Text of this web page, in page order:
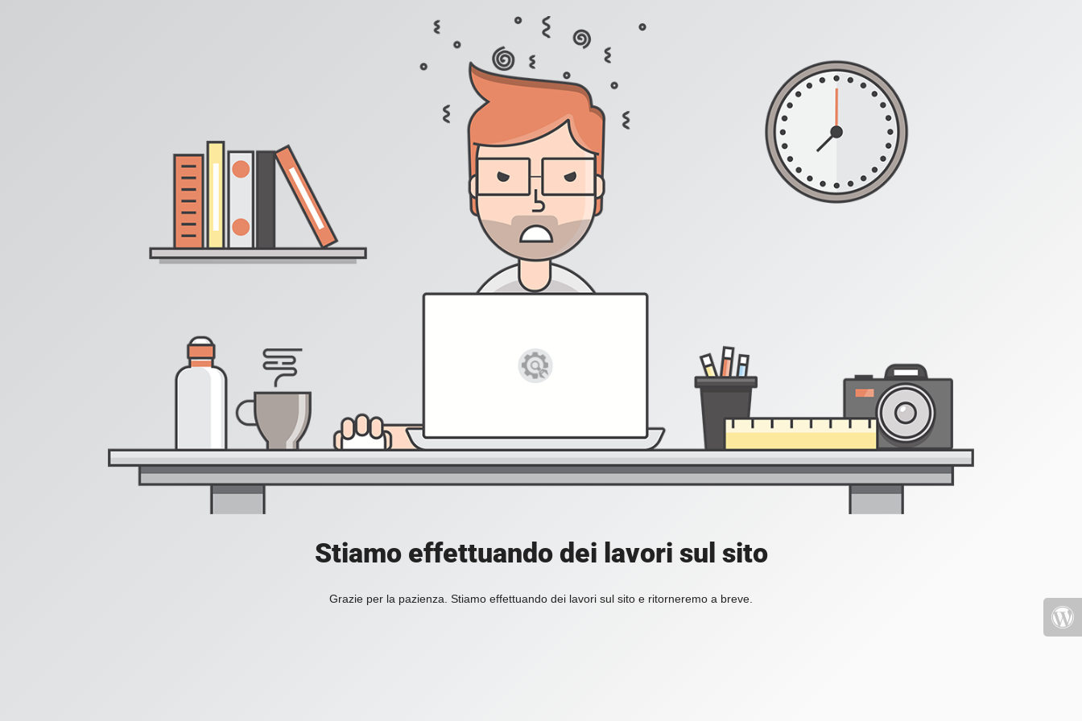
Stiamo effettuando dei lavori sul sito
Grazie per la pazienza. Stiamo effettuando dei lavori sul sito e ritorneremo a breve.